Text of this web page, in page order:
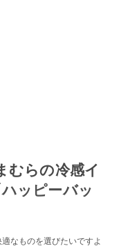
むらの冷感イ
ッピーバッ
なものを選びたいですよ